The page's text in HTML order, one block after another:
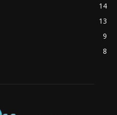
14
13
9
8